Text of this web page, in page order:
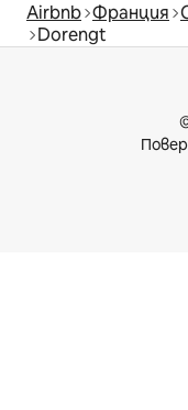
Airbnb Франция
Dorengt